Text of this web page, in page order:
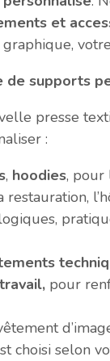
et
de supports
presse
:
, hoodies, pour
restauration,
pour
choisi selon